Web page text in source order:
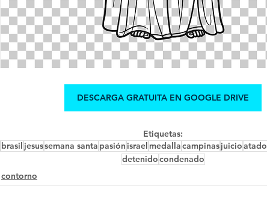
DESCARGA GRATUITA EN GOOGLE DRIVE
Etiquetas:
brasil jesussemana santa pasión israel medallacampinasjuicioatado
detenidocondenado
contorno